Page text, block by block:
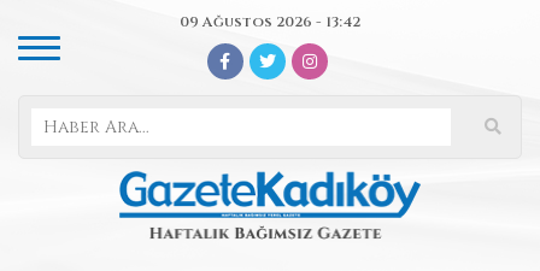
09 Ağustos 2026 - 13:42